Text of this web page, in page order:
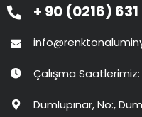
+ 90 (0216) 631
Çalışma
Dumlupınar, No:,